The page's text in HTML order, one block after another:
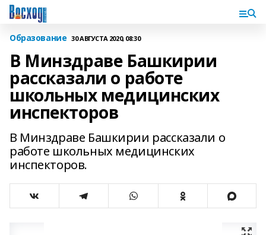
Образование 30 АВГУСТА 2020, 08:30
В Минздраве Башкирии
рассказали о работе
школьных медицинских
инспекторов
В Минздраве Башкирии рассказали о
работе школьных медицинских
инспекторов.